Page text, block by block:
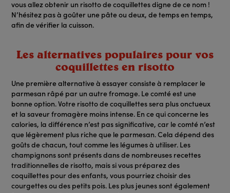
vous allez obtenir un risotto de coquillettes digne de ce nom !
N’hésitez pas à goûter une pâte ou deux, de temps en temps,
afin de vérifier lacuisson.
Les alternatives populaires pour vos
coquillettes en risotto
Une première alternative à essayer consiste à remplacer le
parmesan râpé par un autre fromage. Le comté est une
bonne option. Votre risotto de coquillettes sera plus onctueux
et la saveur fromagère moins intense. En ce qui concerne les
calories, la différence n’est pas significative, car le comté n’est
que légèrement plus riche que le parmesan. Cela dépend des
goûts de chacun, tout comme les légumes à utiliser. Les
champignons sont présents dans de nombreuses recettes
traditionnelles de risotto, mais si vous préparez des
coquillettes pour des enfants, vous pourriez choisir des
courgettes ou des petits pois. Les plus jeunes sont également